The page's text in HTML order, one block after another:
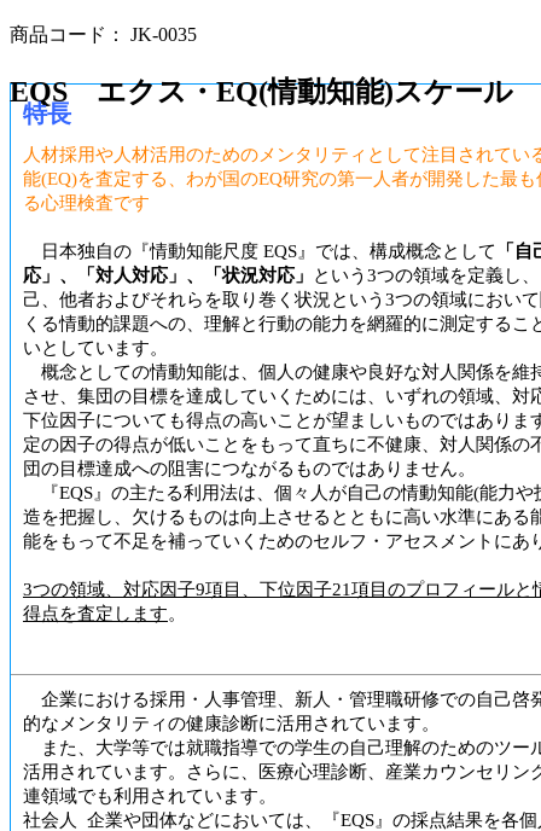
商品コード： JK-0035
EQS エクス・EQ(情動知能)スケール
特長
人材採用や人材活用のためのメンタリティとして注目されてい
能(EQ)を査定する、わが国のEQ研究の第一人者が開発した最
る心理検査です
日本独自の『情動知能尺度 EQS』では、構成概念として
「
応」、「対人対応」、「状況対応」 という3つの領域を定義し
己、他者およびそれらを取り巻く状況という3つの領域におい
くる情動的課題への、理解と行動の能力を網羅的に測定するこ
いとしています。
概念としての情動知能は、個人の健康や良好な対人関係を維
させ、集団の目標を達成していくためには、いずれの領域、対
下位因子についても得点の高いことが望ましいものではありま
定の因子の得点が低いことをもって直ちに不健康、対人関係の
団の目標達成への阻害につながるものではありません。
『EQS』の主たる利用法は、個々人が自己の情動知能(能力や
造を把握し、欠けるものは向上させるとともに高い水準にある
能をもって不足を補っていくためのセルフ・アセスメントにあ
3つの領域、対応因子9項目、下位因子21項目のプロフィールと
得点を査定します。
企業における採用・人事管理、新人・管理職研修での自己啓
的なメンタリティの健康診断に活用されています。
また、大学等では就職指導での学生の自己理解のためのツー
活用されています。さらに、医療心理診断、産業カウンセリン
連領域でも利用されています。
社会人 企業や団体などにおいては、『EQS』の採点結果を各